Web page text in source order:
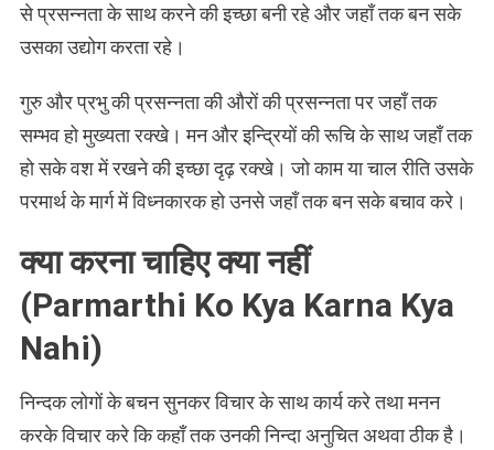
से प्रसन्नता के साथ करने की इच्छा बनी रहे और जहाँ तक बन सके
उसका उद्योग करता रहे।
गुरु और प्रभु की प्रसन्नता की औरों की प्रसन्नता पर जहाँ तक
सम्भव हो मुख्यता रक्खे। मन और इन्द्रियों की रूचि के साथ जहाँ तक
हो सके वश में रखने की इच्छा दृढ़ रक्खे। जो काम या चाल रीति उसके
परमार्थ के मार्ग में विध्नकारक हो उनसे जहाँ तक बन सके बचाव करे।
क्या करना चाहिए क्या नहीं
(Parmarthi Ko Kya Karna Kya
Nahi)
निन्दक लोगों के बचन सुनकर विचार के साथ कार्य करे तथा मनन
करके विचार करे कि कहाँ तक उनकी निन्दा अनुचित अथवा ठीक है।